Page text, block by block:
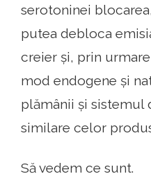
serotoninei
putea debloca
creier și, prin
mod endogene și
plămânii și sistemul
similare celor
Să vedem ce sunt.